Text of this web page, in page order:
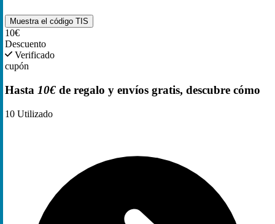
Muestra el código TIS
10€
Descuento
Verificado
cupón
Hasta 10€ de regalo y envíos gratis, descubre cómo
10 Utilizado